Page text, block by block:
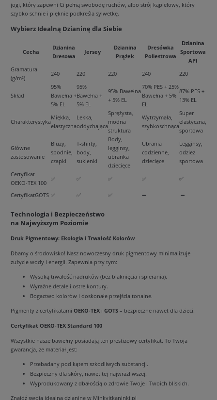
jogi, który zapewni Ci pełną swobodę ruchów, albo strój kąpielowy, który
szybko schnie i pięknie podkreśla sylwetkę.
Wybierz Idealną Dzianinę dla Siebie
Cecha
Dzianina
Dresowa
Jersey
Dzianina
Prążek
Dresówka
Poliestrowa
Dzianina
Sportowa
API
Gramatura
(g/m²)
240 220 220 240 220
Skład
95%
Bawełna +
5% EL
95%
Bawełna +
5% EL
95% Bawełna
+ 5% EL
70% PES + 25%
Bawełna + 5%
EL
87% PES +
13% EL
Charakterystyka
Miękka,
elastyczna
Lekka,
oddychająca
Sprężysta,
modna
struktura
Wytrzymała,
szybkoschnąca
Super
elastyczna,
sportowa
Główne
zastosowanie
Bluzy,
spodnie,
czapki
T-shirty,
body,
sukienki
Body,
legginsy,
ubranka
dziecięce
Ubrania
codzienne,
dziecięce
Legginsy,
odzież
sportowa
Certyfikat
OEKO-TEX 100
✅ ✅ ✅ ✅ ✅
CertyfikatGOTS ✅ ✅ ✅ ➖ ➖
Technologia i Bezpieczeństwo
na Najwyższym Poziomie
Druk Pigmentowy: Ekologia i Trwałość Kolorów
Dbamy o środowisko! Nasz nowoczesny druk pigmentowy minimalizuje
zużycie wody i energii. Zapewnia przy tym:
Wysoką trwałość nadruków (bez blaknięcia i spierania).
Wyraźne detale i ostre kontury.
Bogactwo kolorów i doskonałe przejścia tonalne.
Pigmenty z certyfikatami OEKO-TEX i GOTS – bezpieczne nawet dla dzieci.
Certyfikat OEKO-TEX Standard 100
Wszystkie nasze bawełny posiadają ten prestiżowy certyfikat. To Twoja
gwarancja, że materiał jest:
Przebadany pod kątem szkodliwych substancji.
Bezpieczny dla skóry, nawet tej najwrażliwszej.
Wyprodukowany z dbałością o zdrowie Twoje i Twoich bliskich.
Znajdź swoją idealną dzianinę w Minkyitkaninki.pl